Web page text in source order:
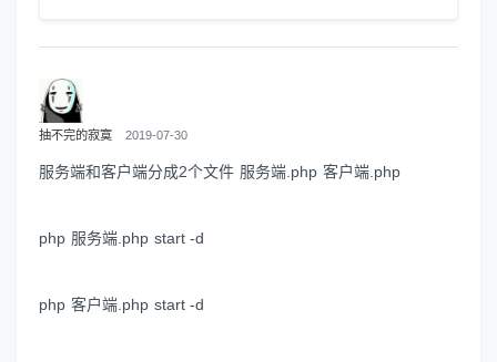
抽不完的寂寞 2019-07-30
服务端和客户端分成2个文件 服务端.php 客户端.php
php 服务端.php start -d
php 客户端.php start -d